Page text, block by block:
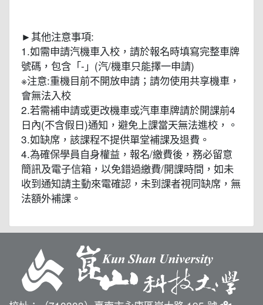
►其他注意事項:
1.如需申請汽機車入校，請於報名時填寫完整車牌
號碼，包含「-」(汽/機車只能擇一申請)
※注意:重機目前不開放申請；請勿使用共享機車，
會無法入校
2.若需補申請或更改機車或汽車車牌請於開課前4
日內(不含假日)通知，避免上課當天無法進校，。
3.如缺席，該課程不提供單堂補課及退費。
4.為確保學員自身權益，報名/繳費後，務必留意
簡訊及電子信箱，以免錯過繳費/開課時間，如未
收到通知請主動來電確認，未到課者視同缺席，無
法額外補課。